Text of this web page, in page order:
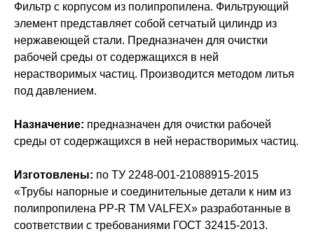
Фильтр с корпусом из полипропилена. Фильтрующий
элемент представляет собой сетчатый цилиндр из
нержавеющей стали. Предназначен для очистки
рабочей среды от содержащихся в ней
нерастворимых частиц. Производится методом литья
под давлением.
Назначение: предназначен для очистки рабочей
среды от содержащихся в ней нерастворимых частиц.
Изготовлены: по ТУ 2248-001-21088915-2015
«Трубы напорные и соединительные детали к ним из
полипропилена PP-R ТМ VALFEX» разработанные в
соответствии с требованиями ГОСТ 32415-2013.